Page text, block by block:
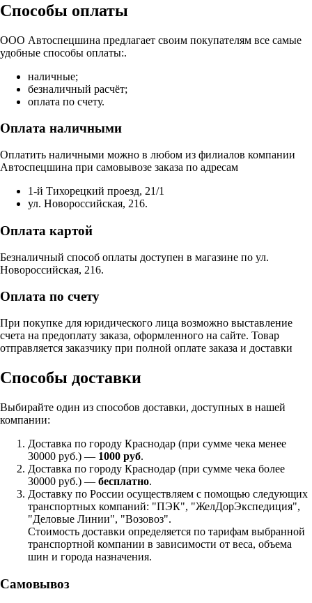
Способы оплаты
ООО Автоспецшина предлагает своим покупателям все самые
удобные способы оплаты:.
наличные;
безналичный расчёт;
оплата по счету.
Оплата наличными
Оплатить наличными можно в любом из филиалов компании
Автоспецшина при самовывозе заказа по адресам
1-й Тихорецкий проезд, 21/1
ул. Новороссийская, 216.
Оплата картой
Безналичный способ оплаты доступен в магазине по ул.
Новороссийская, 216.
Оплата по счету
При покупке для юридического лица возможно выставление
счета на предоплату заказа, оформленного на сайте. Товар
отправляется заказчику при полной оплате заказа и доставки
Способы доставки
Выбирайте один из способов доставки, доступных в нашей
компании:
Доставка по городу Краснодар (при сумме чека менее
30000 руб.) — 1000 руб.
Доставка по городу Краснодар (при сумме чека более
30000 руб.) — бесплатно.
Доставку по России осуществляем с помощью следующих
транспортных компаний: "ПЭК", "ЖелДорЭкспедиция",
"Деловые Линии", "Возовоз".
Стоимость доставки определяется по тарифам выбранной
транспортной компании в зависимости от веса, объема
шин и города назначения.
Самовывоз